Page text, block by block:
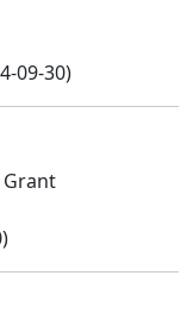
09-30)
Grant